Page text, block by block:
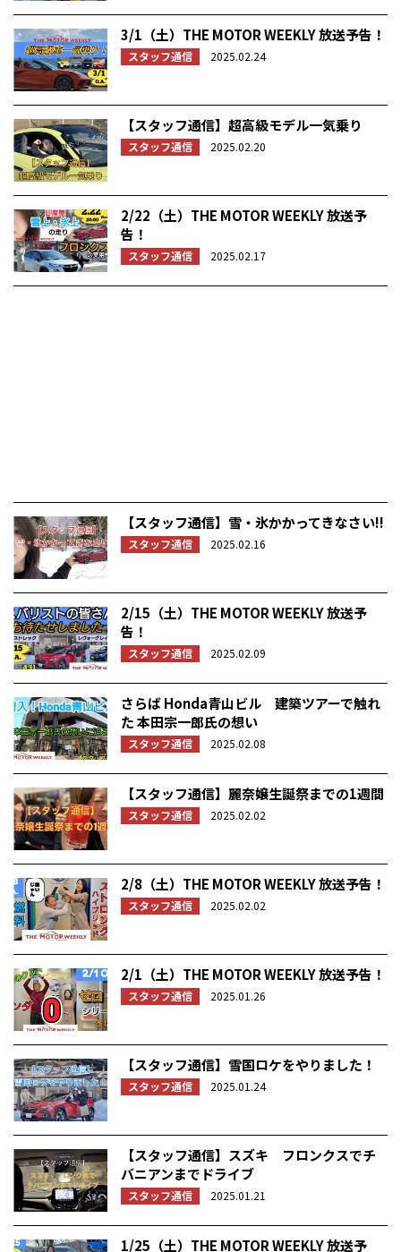
3/1（土）THE MOTOR WEEKLY 放送予告！
スタッフ通信 2025.02.24
【スタッフ通信】超高級モデル一気乗り
スタッフ通信 2025.02.20
2/22（土）THE MOTOR WEEKLY 放送予
告！
スタッフ通信 2025.02.17
【スタッフ通信】雪・氷かかってきなさい!!
スタッフ通信 2025.02.16
2/15（土）THE MOTOR WEEKLY 放送予
告！
スタッフ通信 2025.02.09
さらば Honda青山ビル 建築ツアーで触れ
た 本田宗一郎氏の想い
スタッフ通信 2025.02.08
【スタッフ通信】麗奈嬢生誕祭までの1週間
スタッフ通信 2025.02.02
2/8（土）THE MOTOR WEEKLY 放送予告！
スタッフ通信 2025.02.02
2/1（土）THE MOTOR WEEKLY 放送予告！
スタッフ通信 2025.01.26
【スタッフ通信】雪国ロケをやりました！
スタッフ通信 2025.01.24
【スタッフ通信】スズキ フロンクスでチ
バニアンまでドライブ
スタッフ通信 2025.01.21
1/25（土）THE MOTOR WEEKLY 放送予